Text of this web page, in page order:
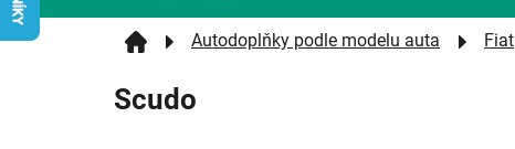
Autodoplňky podle modelu auta Fiat
Scudo